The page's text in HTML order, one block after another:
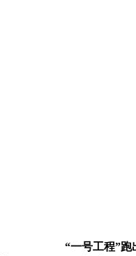
“一号工程”跑